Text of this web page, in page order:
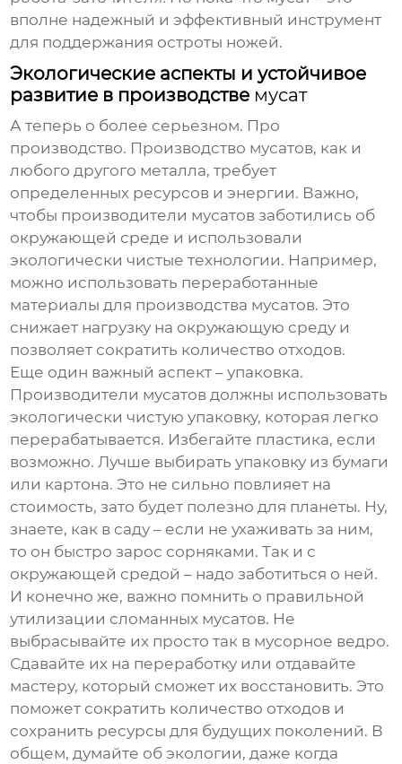
вполне надежный и эффективный инструмент
для поддержания остроты ножей.
Экологические аспекты и устойчивое
развитие в производстве мусат
А теперь о более серьезном. Про
производство. Производство мусатов, как и
любого другого металла, требует
определенных ресурсов и энергии. Важно,
чтобы производители мусатов заботились об
окружающей среде и использовали
экологически чистые технологии. Например,
можно использовать переработанные
материалы для производства мусатов. Это
снижает нагрузку на окружающую среду и
позволяет сократить количество отходов.
Еще один важный аспект – упаковка.
Производители мусатов должны использовать
экологически чистую упаковку, которая легко
перерабатывается. Избегайте пластика, если
возможно. Лучше выбирать упаковку из бумаги
или картона. Это не сильно повлияет на
стоимость, зато будет полезно для планеты. Ну,
знаете, как в саду – если не ухаживать за ним,
то он быстро зарос сорняками. Так и с
окружающей средой – надо заботиться о ней.
И конечно же, важно помнить о правильной
утилизации сломанных мусатов. Не
выбрасывайте их просто так в мусорное ведро.
Сдавайте их на переработку или отдавайте
мастеру, который сможет их восстановить. Это
поможет сократить количество отходов и
сохранить ресурсы для будущих поколений. В
общем, думайте об экологии, даже когда